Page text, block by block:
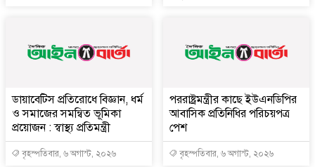
ডায়াবেটিস প্রতিরোধে বিজ্ঞান, ধর্ম
ও সমাজের সমন্বিত ভূমিকা
প্রয়োজন : স্বাস্থ্য প্রতিমন্ত্রী
বৃহস্পতিবার, ৬ অগাস্ট, ২০২৬
পররাষ্ট্রমন্ত্রীর কা‌ছে ইউএনডিপির
আবাসিক প্রতিনিধির পরিচয়পত্র
পেশ
বৃহস্পতিবার, ৬ অগাস্ট, ২০২৬